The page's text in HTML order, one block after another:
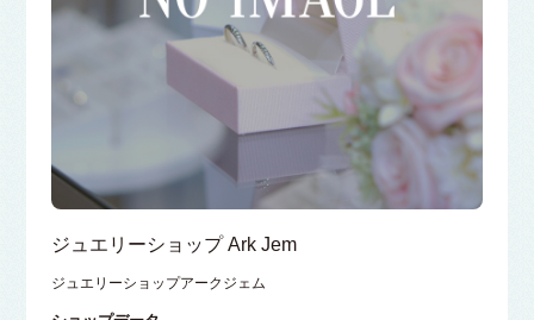
ジュエリーショップ Ark Jem
ジュエリーショップアークジェム